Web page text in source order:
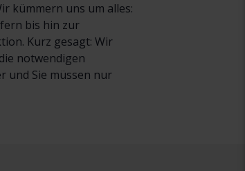
kümmern uns um alles:
bis hin zur
Kurz gesagt: Wir
notwendigen
und Sie müssen nur